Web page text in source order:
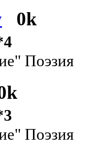
0k
Поэзия
Поэзия